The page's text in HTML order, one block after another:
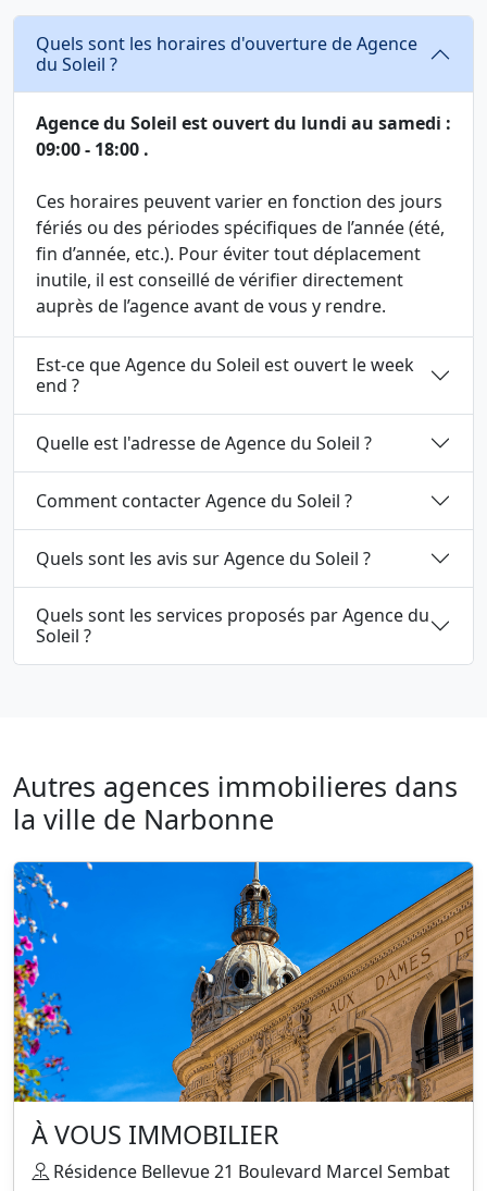
Quels sont les horaires d'ouverture de Agence
du Soleil ?
Agence du Soleil est ouvert du lundi au samedi :
09:00 - 18:00 .
Ces horaires peuvent varier en fonction des jours
fériés ou des périodes spécifiques de l’année (été,
fin d’année, etc.). Pour éviter tout déplacement
inutile, il est conseillé de vérifier directement
auprès de l’agence avant de vous y rendre.
Est-ce que Agence du Soleil est ouvert le week
end ?
Quelle est l'adresse de Agence du Soleil ?
Comment contacter Agence du Soleil ?
Quels sont les avis sur Agence du Soleil ?
Quels sont les services proposés par Agence du
Soleil ?
Autres agences immobilieres dans
la ville de Narbonne
À VOUS IMMOBILIER
Résidence Bellevue 21 Boulevard Marcel Sembat